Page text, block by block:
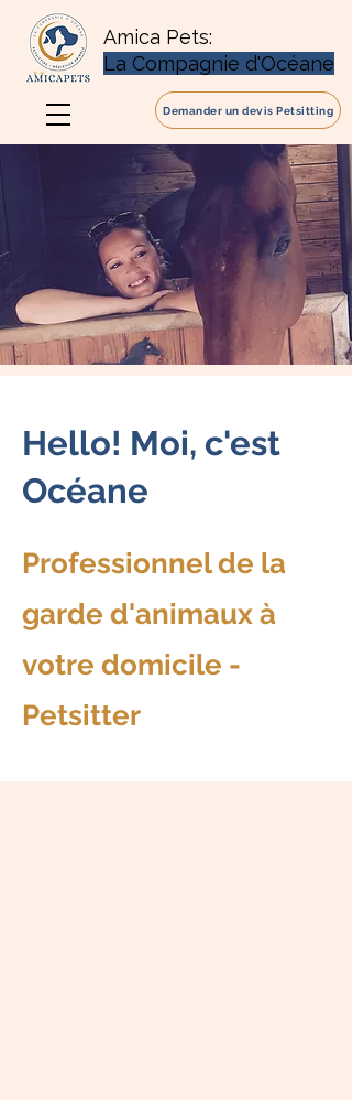
Demander un devis Petsitting
Amica Pets:
La Compagnie d'Océane
Hello! Moi, c'est
Océane
Professionnel de la
garde d'animaux à
votre domicile -
Petsitter